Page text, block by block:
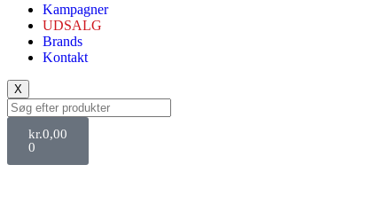
Kampagner
UDSALG
Brands
Kontakt
X
kr.0,00
0